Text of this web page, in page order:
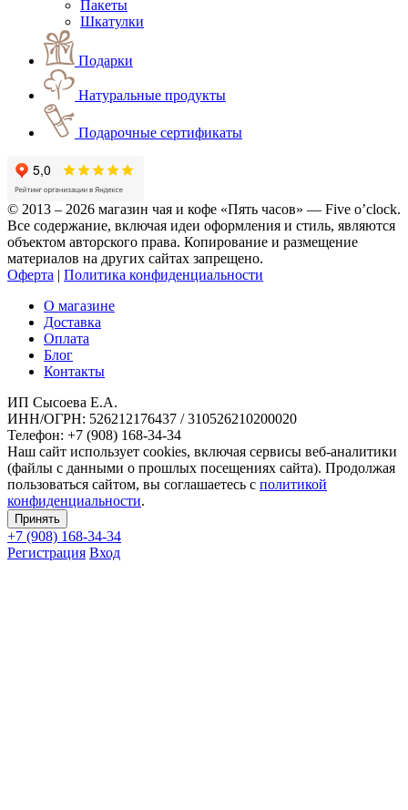
Пакеты
Шкатулки
Подарки
Натуральные продукты
Подарочные сертификаты
© 2013 – 2026 магазин чая и кофе «Пять часов» — Five o’clock.
Все содержание, включая идеи оформления и стиль, являются
объектом авторского права. Копирование и размещение
материалов на других сайтах запрещено.
Оферта | Политика конфиденциальности
О магазине
Доставка
Оплата
Блог
Контакты
ИП Сысоева Е.А.
ИНН/ОГРН: 526212176437 / 310526210200020
Телефон: +7 (908) 168-34-34
Наш сайт использует cookies, включая сервисы веб-аналитики
(файлы с данными о прошлых посещениях сайта). Продолжая
пользоваться сайтом, вы соглашаетесь с политикой
конфиденциальности.
Принять
+7 (908) 168-34-34
Регистрация Вход